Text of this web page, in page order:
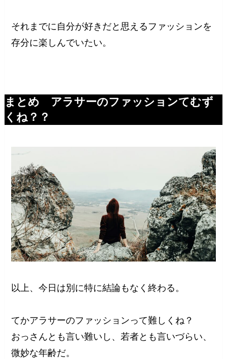
それまでに自分が好きだと思えるファッションを
存分に楽しんでいたい。
まとめ アラサーのファッションてむず
くね？？
以上、今日は別に特に結論もなく終わる。
てかアラサーのファッションって難しくね？
おっさんとも言い難いし、若者とも言いづらい、
微妙な年齢だ。